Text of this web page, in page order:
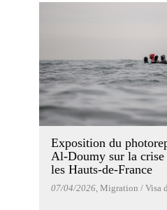
Exposition du
Al-Doumy sur la crise
les Hauts-de-France
07/04/2026, Migration / Visa